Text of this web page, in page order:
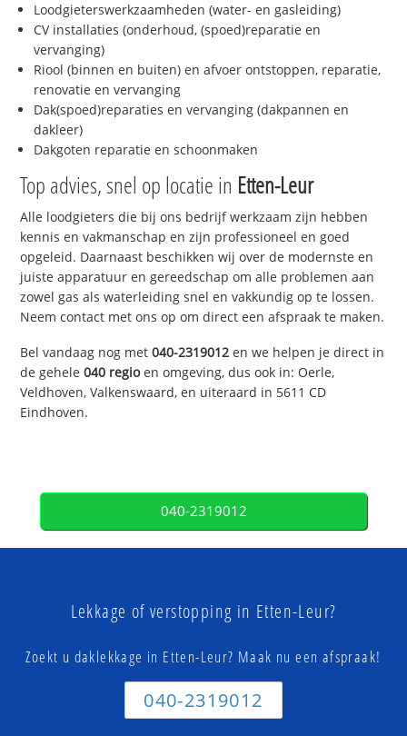
Loodgieterswerkzaamheden (water- en gasleiding)
CV installaties (onderhoud, (spoed)reparatie en
vervanging)
Riool (binnen en buiten) en afvoer ontstoppen, reparatie,
renovatie en vervanging
Dak(spoed)reparaties en vervanging (dakpannen en
dakleer)
Dakgoten reparatie en schoonmaken
Top advies, snel op locatie in Etten-Leur
Alle loodgieters die bij ons bedrijf werkzaam zijn hebben
kennis en vakmanschap en zijn professioneel en goed
opgeleid. Daarnaast beschikken wij over de modernste en
juiste apparatuur en gereedschap om alle problemen aan
zowel gas als waterleiding snel en vakkundig op te lossen.
Neem contact met ons op om direct een afspraak te maken.
Bel vandaag nog met040-2319012 en we helpen je direct in
de gehele040 regioen omgeving, dus ook in: Oerle,
Veldhoven, Valkenswaard, en uiteraard in 5611 CD
Eindhoven.
040-2319012
Lekkage of verstopping in Etten-Leur?
Zoekt u daklekkage in Etten-Leur? Maak nu een afspraak!
040-2319012